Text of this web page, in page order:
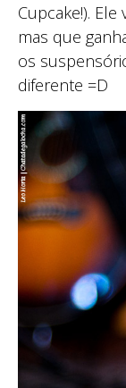
Cupcake!).
mas que
os
diferente =D